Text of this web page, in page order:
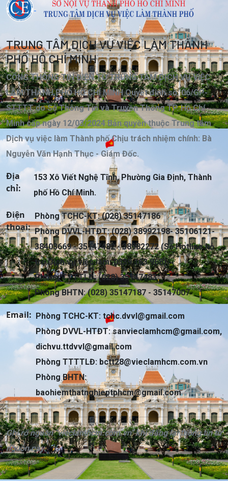
TRUNG TÂM DỊCH VỤ VIỆC LÀM THÀNH
PHỐ HỒ CHÍ MINH
CỔNG THÔNG TIN ĐIỆN TỬ TRUNG TÂM DỊCH VỤ VIỆC
LÀM THÀNH PHỐ HỒ CHÍ MINH Quyết định số: 06/GP-
STTTT do Sở Thông Tin và Truyền Thông TP. Hồ Chí
Minh cấp ngày 12/03/2024 Bản quyền thuộc Trung tâm
Dịch vụ việc làm Thành phố Chịu trách nhiệm chính: Bà
Nguyễn Văn Hạnh Thục - Giám Đốc.
Địa
chỉ:
153 Xô Viết Nghệ Tĩnh, Phường Gia Định, Thành
phố Hồ Chí Minh.
Điện
thoại:
Phòng TCHC-KT: (028) 35147186
Phòng DVVL-HTĐT: (028) 38992198- 35106121-
38403669 - 35147482 - 38982272 (Số Hotline hỗ
trợ Dịch vụ việc làm: 0339 163 968)
Phòng TTTTLĐ: (028) 35147483
Phòng BHTN: (028) 35147187 - 35147007
Email: Phòng TCHC-KT: tchc.dvvl@gmail.com
Phòng DVVL-HTĐT:sanvieclamhcm@gmail.com,
dichvu.ttdvvl@gmail.com
Phòng TTTTLĐ: bctt28@vieclamhcm.com.vn
Phòng BHTN:
baohiemthatnghieptphcm@gmail.com
Ghi rõ nguồn "vieclamhcm.com.vn" khi đăng lại thông tin từ
nguồn này.